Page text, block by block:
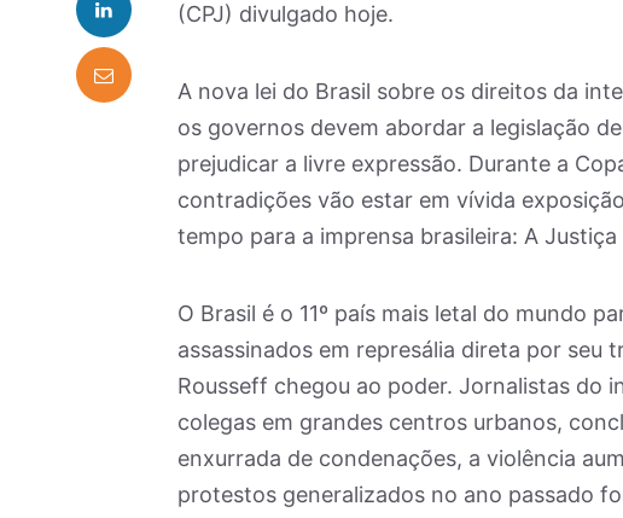
(CPJ) divulgado hoje.
A nova lei do Brasil sobre os direitos da
os governos devem abordar a legislação
prejudicar a livre expressão. Durante a
contradições vão estar em vívida
tempo para a imprensa brasileira: A
O Brasil é o 11º país mais letal do mundo
assassinados em represália direta por seu
Rousseff chegou ao poder. Jornalistas do
colegas em grandes centros urbanos,
enxurrada de condenações, a violência
protestos generalizados no ano passado